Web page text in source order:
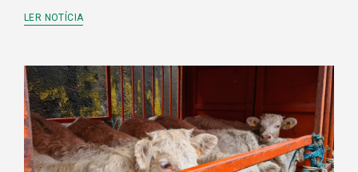
LER NOTÍCIA